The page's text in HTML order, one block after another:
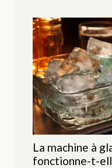
La machine à
fonctionne-t-